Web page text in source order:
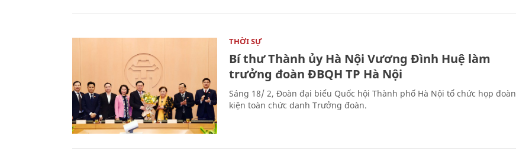
THỜI SỰ
Bí thư Thành ủy Hà Nội Vương Đình Huệ làm
trưởng đoàn ĐBQH TP Hà Nội
Sáng 18/ 2, Đoàn đại biểu Quốc hội Thành phố Hà Nội tổ chức họp đoàn
kiện toàn chức danh Trưởng đoàn.